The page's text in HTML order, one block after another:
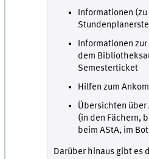
Informationen
Informationen
dem
Semesterticket
Hilfen zum
Übersichten
(in den Fächern,
beim AStA, im
Darüber hinaus gibt es